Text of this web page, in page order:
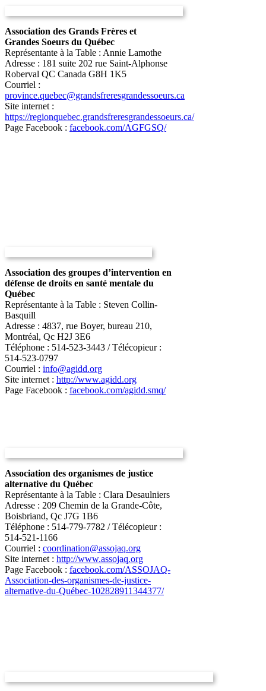
Association des Grands Frères et
Grandes Soeurs du Québec
Représentante à la Table : Annie Lamothe
Adresse : 181 suite 202 rue Saint-Alphonse
Roberval QC Canada G8H 1K5
Courriel :
province.quebec@grandsfreresgrandessoeurs.ca
Site internet :
https://regionquebec.grandsfreresgrandessoeurs.ca/
Page Facebook : facebook.com/AGFGSQ/
Association des groupes d’intervention en
défense de droits en santé mentale du
Québec
Représentante à la Table : Steven Collin-
Basquill
Adresse : 4837, rue Boyer, bureau 210,
Montréal, Qc H2J 3E6
Téléphone : 514-523-3443 / Télécopieur :
514-523-0797
Courriel : info@agidd.org
Site internet : http://www.agidd.org
Page Facebook : facebook.com/agidd.smq/
Association des organismes de justice
alternative du Québec
Représentante à la Table : Clara Desaulniers
Adresse : 209 Chemin de la Grande-Côte,
Boisbriand, Qc J7G 1B6
Téléphone : 514-779-7782 / Télécopieur :
514-521-1166
Courriel : coordination@assojaq.org
Site internet : http://www.assojaq.org
Page Facebook : facebook.com/ASSOJAQ-
Association-des-organismes-de-justice-
alternative-du-Québec-102828911344377/